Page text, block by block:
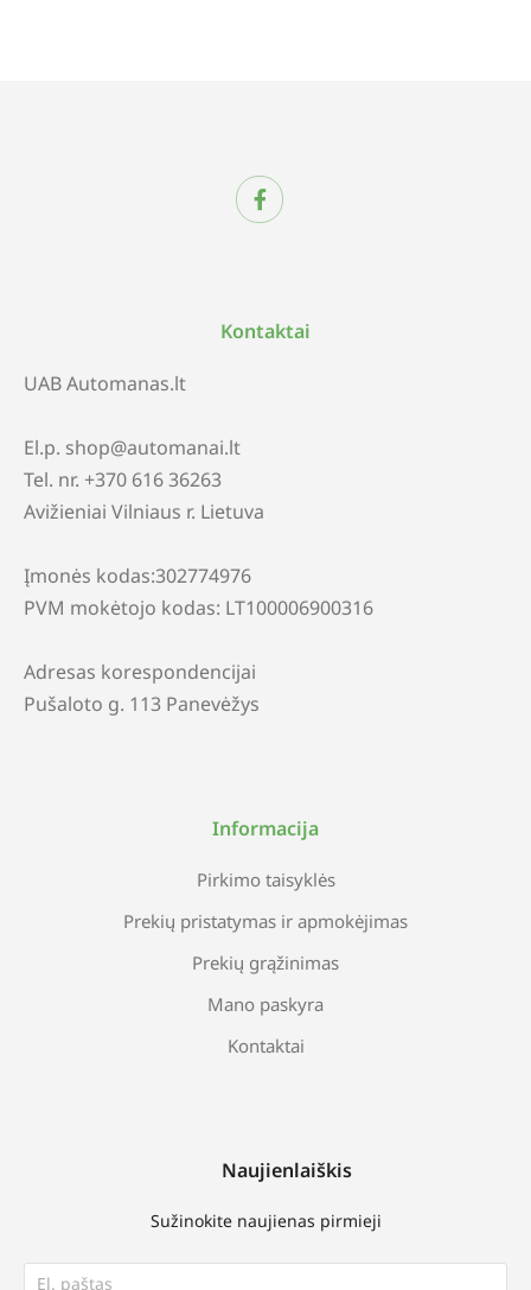
Kontaktai
UAB Automanas.lt
El.p. shop@automanai.lt
Tel. nr. +370 616 36263
Avižieniai Vilniaus r. Lietuva
Įmonės kodas:302774976
PVM mokėtojo kodas: LT100006900316
Adresas korespondencijai
Pušaloto g. 113 Panevėžys
Informacija
Pirkimo taisyklės
Prekių pristatymas ir apmokėjimas
Prekių grąžinimas
Mano paskyra
Kontaktai
Naujienlaiškis
Sužinokite naujienas pirmieji